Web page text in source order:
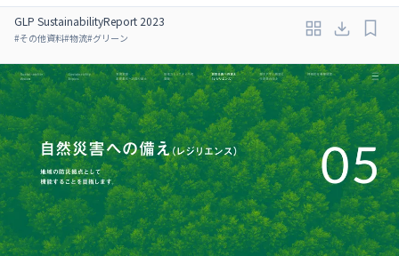
GLP SustainabilityReport 2023
#その他資料#物流#グリーン